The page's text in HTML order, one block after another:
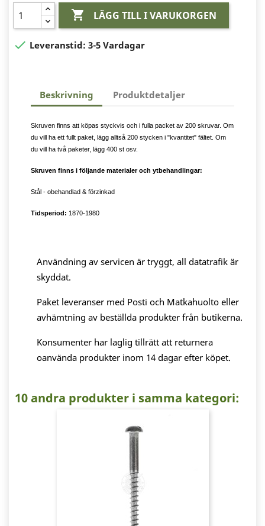
 LÄGG TILL I VARUKORGEN
 Leveranstid: 3-5 Vardagar
Beskrivning Produktdetaljer
Skruven finns att köpas styckvis och i fulla packet av 200 skruvar. Om
du vill ha ett fullt paket, lägg alltså 200 stycken i "kvantitet" fältet. Om
du vill ha två paketer, lägg 400 st osv.
Skruven finns i följande materialer och ytbehandlingar:
Stål - obehandlad & förzinkad
Tidsperiod: 1870-1980
Användning av servicen är tryggt, all datatrafik är
skyddat.
Paket leveranser med Posti och Matkahuolto eller
avhämtning av beställda produkter från butikerna.
Konsumenter har laglig tillrätt att returnera
oanvända produkter inom 14 dagar efter köpet.
10 andra produkter i samma kategori: